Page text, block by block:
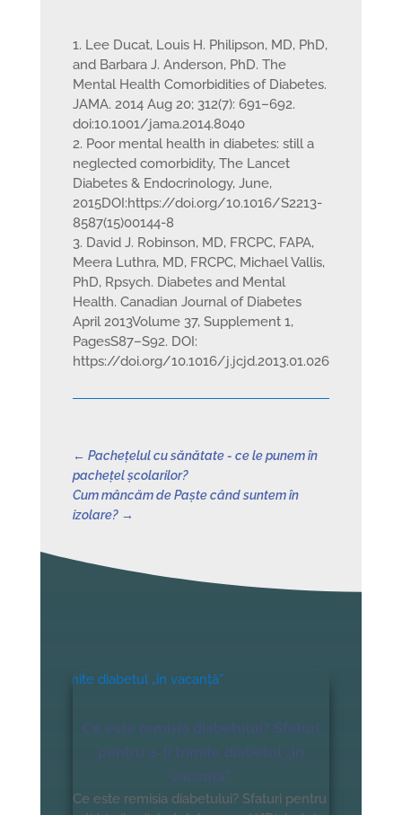
1. Lee Ducat, Louis H. Philipson, MD, PhD,
and Barbara J. Anderson, PhD. The
Mental Health Comorbidities of Diabetes.
JAMA. 2014 Aug 20; 312(7): 691–692.
doi:10.1001/jama.2014.8040
2. Poor mental health in diabetes: still a
neglected comorbidity, The Lancet
Diabetes & Endocrinology, June,
2015DOI:https://doi.org/10.1016/S2213-
8587(15)00144-8
3. David J. Robinson, MD, FRCPC, FAPA,
Meera Luthra, MD, FRCPC, Michael Vallis,
PhD, Rpsych. Diabetes and Mental
Health. Canadian Journal of Diabetes
April 2013Volume 37, Supplement 1,
PagesS87–S92. DOI:
https://doi.org/10.1016/j.jcjd.2013.01.026
← Pachețelul cu sănătate - ce le punem în
pachețel școlarilor?
Cum mâncăm de Paște când suntem în
izolare?→
Ce este remisia diabetului? Sfaturi
pentru a-ți trimite diabetul „în
vacanță”
Ce este remisia diabetului? Sfaturi pentru